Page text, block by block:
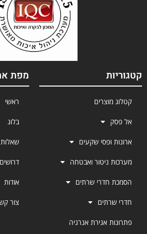
קטגוריות
קטלוג מוצרים
אל פסק
ארונות ופסי שקעים
מערכות ניטור ואבטחה
הסמכת חדרי שרתים
חדרי שרתים
פתרונות אגירת אנרגיה
מפת
ראשי
בלוג
שאלות
דרושים
אודות
צור